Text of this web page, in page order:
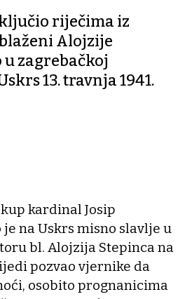
riječima iz
Alojzije
zagrebačkoj
13. travnja 1941.
kardinal Josip
na Uskrs misno slavlje u
bl. Alojzija Stepinca na
pozvao vjernike da
osobito prognanicima